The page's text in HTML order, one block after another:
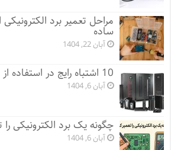
مراحل تعمیر برد
ساده
آبان 22, 1404
10 اشتباه رایج در استفاده از UPS و استابلایزر
آبان 6, 1404
چگونه یک برد الکترونیکی را
آبان 6, 1404